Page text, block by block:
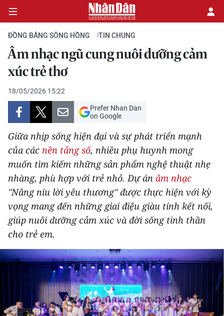
CHÍNH TRỊ
KINH TẾ
VĂN HÓA
XÃ HỘI
PHÁP LUẬT
DU LỊCH
THẾ GIỚI
THỂ THAO
GIÁO DỤC
KHOA HỌC - CÔNG NGHỆ
ĐỒNG BẰNG SÔNG HỒNG TIN CHUNG
Âm nhạc ngũ cung nuôi dưỡng cảm
xúc trẻ thơ
18/05/2026 15:22
Prefer Nhan Dan
on Google
Giữa nhịp sống hiện đại và sự phát triển mạnh
của các nền tảng số, nhiều phụ huynh mong
muốn tìm kiếm những sản phẩm nghệ thuật nhẹ
nhàng, phù hợp với trẻ nhỏ. Dự án âm nhạc
"Nâng niu lời yêu thương" được thực hiện với kỳ
vọng mang đến những giai điệu giàu tính kết nối,
giúp nuôi dưỡng cảm xúc và đời sống tinh thần
cho trẻ em.